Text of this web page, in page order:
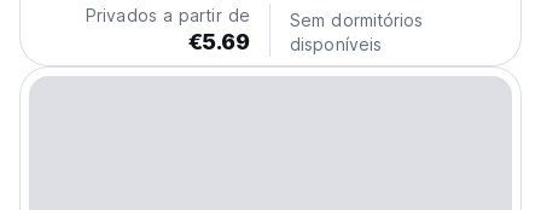
Privados a partir de
€5.69
Sem dormitórios
disponíveis